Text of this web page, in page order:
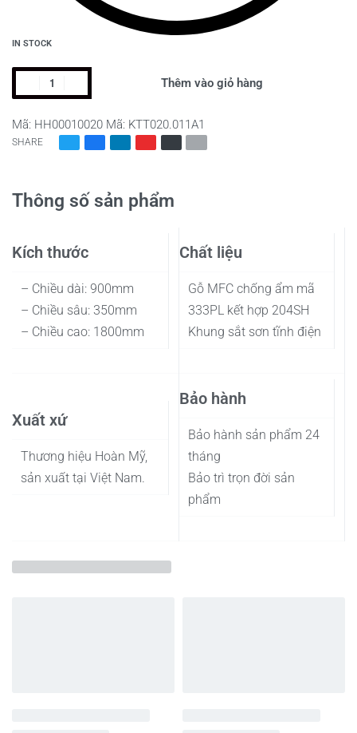
IN STOCK
KỆ
TRANG
TRÍ
ROSEMARY
Thêm vào giỏ hàng
Mã: HH00010020 Mã: KTT020.011A1
SHARE
Thông số sản phẩm
Kích thước
– Chiều dài: 900mm
– Chiều sâu: 350mm
– Chiều cao: 1800mm
Chất liệu
Gỗ MFC chống ẩm mã
333PL kết hợp 204SH
Khung sắt sơn tĩnh điện
Xuất xứ
Thương hiệu Hoàn Mỹ,
sản xuất tại Việt Nam.
Bảo hành
Bảo hành sản phẩm 24
tháng
Bảo trì trọn đời sản
phẩm